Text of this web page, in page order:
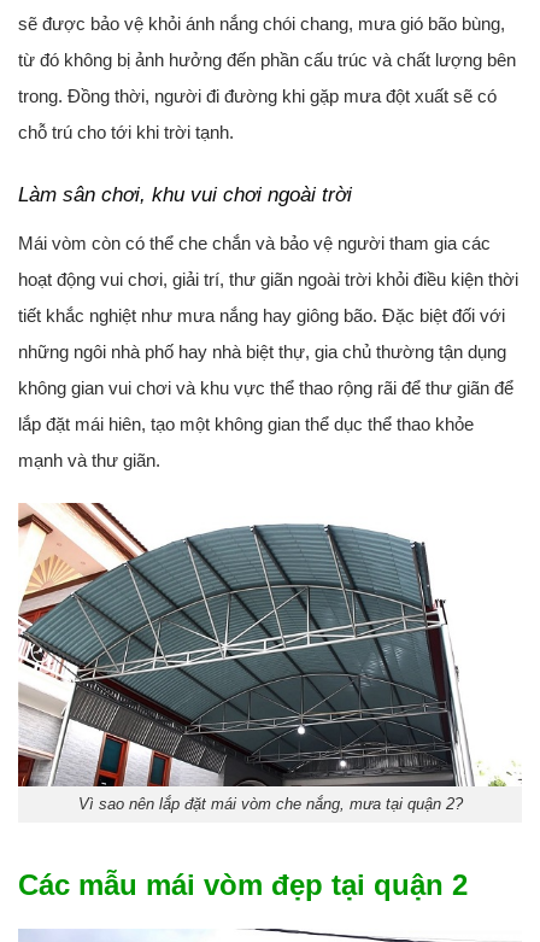
sẽ được bảo vệ khỏi ánh nắng chói chang, mưa gió bão bùng,
từ đó không bị ảnh hưởng đến phần cấu trúc và chất lượng bên
trong. Đồng thời, người đi đường khi gặp mưa đột xuất sẽ có
chỗ trú cho tới khi trời tạnh.
Làm sân chơi, khu vui chơi ngoài trời
Mái vòm còn có thể che chắn và bảo vệ người tham gia các
hoạt động vui chơi, giải trí, thư giãn ngoài trời khỏi điều kiện thời
tiết khắc nghiệt như mưa nắng hay giông bão. Đặc biệt đối với
những ngôi nhà phố hay nhà biệt thự, gia chủ thường tận dụng
không gian vui chơi và khu vực thể thao rộng rãi để thư giãn để
lắp đặt mái hiên, tạo một không gian thể dục thể thao khỏe
mạnh và thư giãn.
Vì sao nên lắp đặt mái vòm che nắng, mưa tại quận 2?
Các mẫu mái vòm đẹp tại quận 2